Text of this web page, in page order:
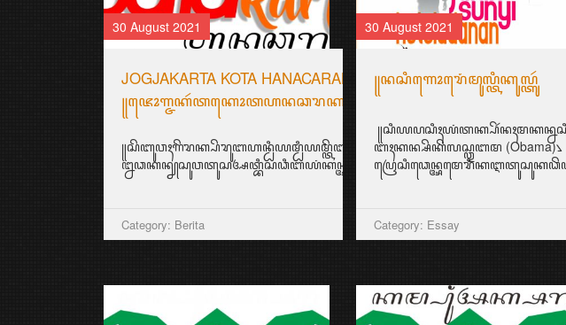
30 August 2021
JOGJAKARTA KOTA HANACARAKA
꧋ꦗꦺꦴꦒ꧀ꦗꦏꦂꦠꦏꦺꦴꦠꦲꦤꦕꦫꦏ꧉
꧋ꦱꦼꦧꦸꦮꦃꦒꦼꦫꦏ꧀ꦥꦼꦫꦸꦧꦲꦤ꧀ꦝꦶꦪꦩ꧀ꦝꦶꦪꦩ꧀ꦠꦼꦔꦃꦣꦶꦭꦏꦸꦏꦤ꧀꧈
ꦊꦣꦏꦤ꧀ꦚꦱꦸꦮꦠꦸꦱꦄꦠ꧀ꦧꦶꦱꦣꦶꦧꦪꦁꦏꦤ꧀ꦄꦏꦤ꧀ꦩꦼꦁꦒꦸꦚ꧀ꦕꦁ...
Category: Berita
30 August 2021
꧋ꦤꦱꦶꦒꦺꦴꦫꦺꦁꦩꦸꦭ꧀ꦠꦶꦏꦸꦭ꧀ꦠꦸꦂ
ꦧꦃꦏꦤ꧀ꦱꦼꦏꦼꦭꦱ꧀ꦎꦧꦩ (Obama)꧈
Category: Essay